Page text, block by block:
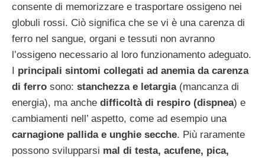
consente di memorizzare e trasportare ossigeno nei
globuli rossi. Ciò significa che se vi è una carenza di
ferro nel sangue, organi e tessuti non avranno
l’ossigeno necessario al loro funzionamento adeguato.
I principali sintomi collegati ad anemia da carenza
di ferro sono: stanchezza e letargia(mancanza di
energia), ma anche difficoltà di respiro (dispnea) e
cambiamenti nell’ aspetto, come ad esempio una
carnagione pallida e unghie secche. Più raramente
possono svilupparsi mal di testa, acufene, pica,